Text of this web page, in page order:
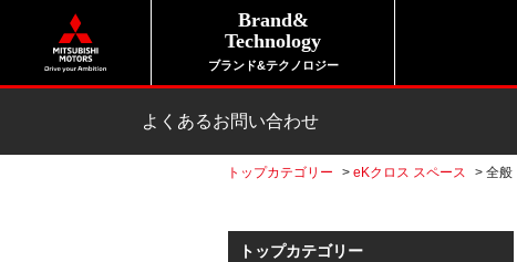
Brand&
Technology
ブランド&テクノロジー
よくあるお問い合わせ
トップカテゴリー > eKクロス スペース > 全般
トップカテゴリー